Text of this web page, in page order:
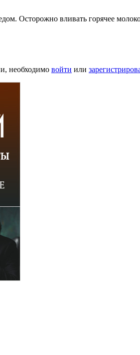
Осторожно вливать горячее
необходимо войти или